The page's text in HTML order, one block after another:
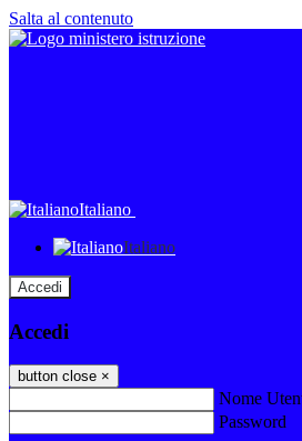
Salta al contenuto
Italiano
Italiano
Accedi
Accedi
button close ×
Nome
Password